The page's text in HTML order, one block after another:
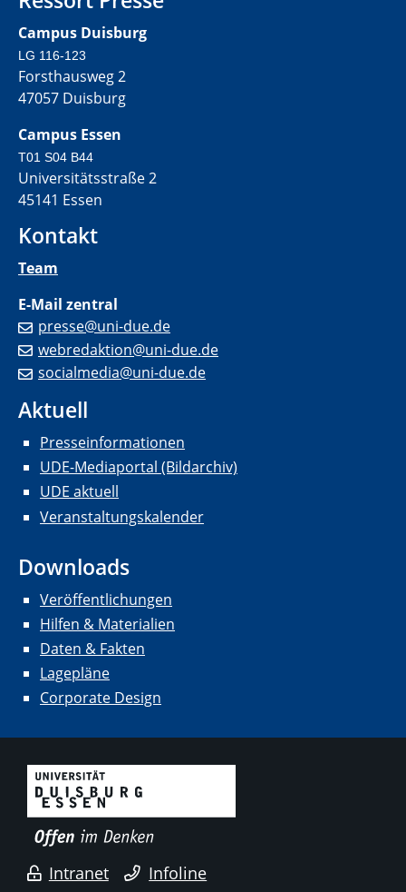
Campus Duisburg
LG 116-123
Forsthausweg 2
47057 Duisburg
Campus Essen
T01 S04 B44
Universitätsstraße 2
45141 Essen
Kontakt
Team
E-Mail zentral
presse@uni-due.de
webredaktion@uni-due.de
socialmedia@uni-due.de
Aktuell
Presseinformationen
UDE-Mediaportal (Bildarchiv)
UDE aktuell
Veranstaltungskalender
Downloads
Veröffentlichungen
Hilfen & Materialien
Daten & Fakten
Lagepläne
Corporate Design
Intranet
Infoline